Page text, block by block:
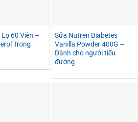
60 Viên –
Trong
Sữa Nutren Diabetes
Vanilla Powder 400G –
Dành cho người tiểu
đường